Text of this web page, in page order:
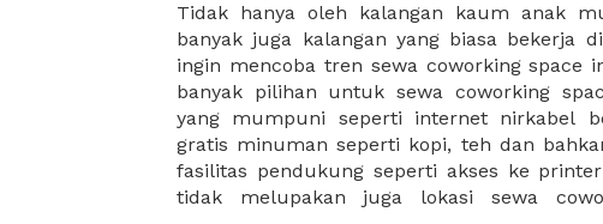
Tidak hanya oleh kalangan kaum anak
banyak juga kalangan yang biasa bekerja
ingin mencoba tren sewa coworking space
banyak pilihan untuk sewa coworking
yang mumpuni seperti internet nirkabel
gratis minuman seperti kopi, teh dan
fasilitas pendukung seperti akses ke
tidak melupakan juga lokasi sewa
karena harga yang ditawarkan sangat
disesuaikan dengan budget masing-
coworking space di XWORK akan
menemukan komunitas atau jaringan
membantu mengembangkan bisnis